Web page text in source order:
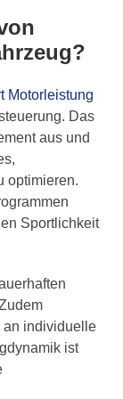
Motorleistung
Das
aus und
optimieren.
Sportlichkeit
an individuelle
ist